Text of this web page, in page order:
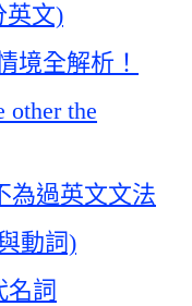
英文)
境全解析！
other the
為過英文文法
動詞)
名詞